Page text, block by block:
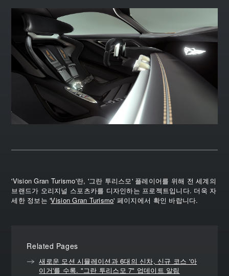
'Vision Gran Turismo'란, '그란 투리스모' 플레이어를 위해 전 세계의
브랜드가 오리지널 스포츠카를 디자인하는 프로젝트입니다. 더욱 자
세한 정보는 'Vision Gran Turismo' 페이지에서 확인 바랍니다.
Related Pages
새로운 모션 시뮬레이션과 6대의 신차, 신규 코스 '아
이거'를 수록. "그란 투리스모 7" 업데이트 알림